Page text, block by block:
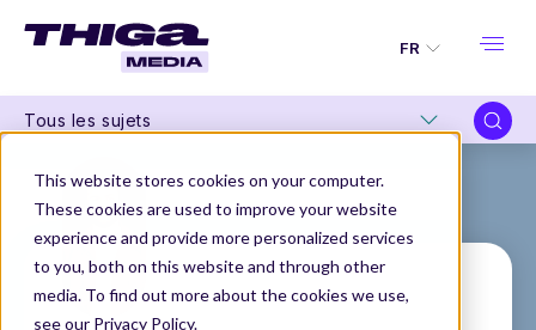
This website stores cookies on your computer.
These cookies are used to improve your website
experience and provide more personalized services
to you, both on this website and through other
media. To find out more about the cookies we use,
see our Privacy Policy.
FR
Tous les sujets